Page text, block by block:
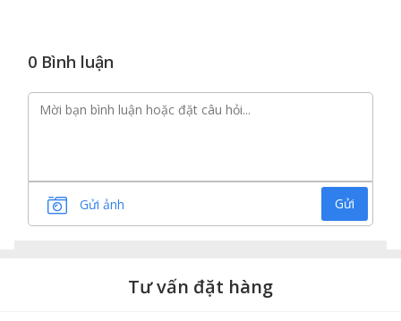
0 Bình luận
Gửi ảnh Gửi
Tư vấn đặt hàng